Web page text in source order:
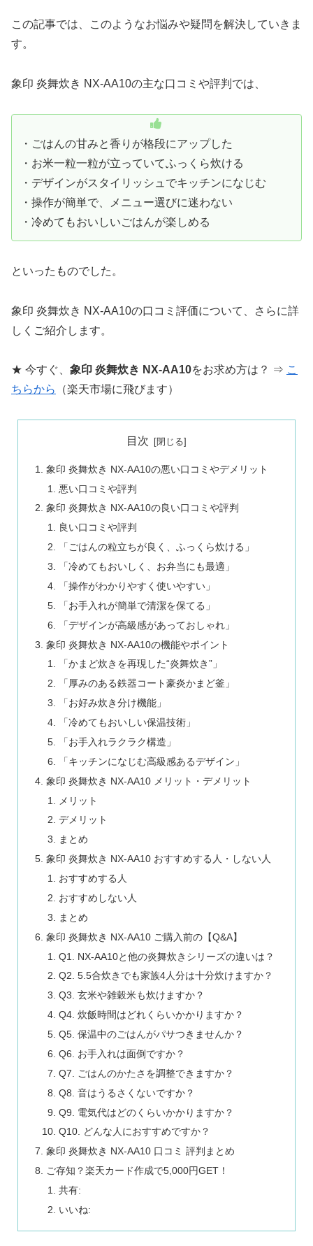
この記事では、このようなお悩みや疑問を解決していきま
す。
象印 炎舞炊き NX-AA10の主な口コミや評判では、
・ごはんの甘みと香りが格段にアップした
・お米一粒一粒が立っていてふっくら炊ける
・デザインがスタイリッシュでキッチンになじむ
・操作が簡単で、メニュー選びに迷わない
・冷めてもおいしいごはんが楽しめる
といったものでした。
象印 炎舞炊き NX-AA10の口コミ評価について、さらに詳
しくご紹介します。
★ 今すぐ、 象印 炎舞炊き NX-AA10をお求め方は？ ⇒ こ
ちらから
（楽天市場に飛びます）
目次
象印 炎舞炊き NX-AA10の悪い口コミやデメリット
悪い口コミや評判
象印 炎舞炊き NX-AA10の良い口コミや評判
良い口コミや評判
「ごはんの粒立ちが良く、ふっくら炊ける」
「冷めてもおいしく、お弁当にも最適」
「操作がわかりやすく使いやすい」
「お手入れが簡単で清潔を保てる」
「デザインが高級感があっておしゃれ」
象印 炎舞炊き NX-AA10の機能やポイント
「かまど炊きを再現した“炎舞炊き”」
「厚みのある鉄器コート豪炎かまど釜」
「お好み炊き分け機能」
「冷めてもおいしい保温技術」
「お手入れラクラク構造」
「キッチンになじむ高級感あるデザイン」
象印 炎舞炊き NX-AA10 メリット・デメリット
メリット
デメリット
まとめ
象印 炎舞炊き NX-AA10 おすすめする人・しない人
おすすめする人
おすすめしない人
まとめ
象印 炎舞炊き NX-AA10 ご購入前の【Q&A】
Q1. NX-AA10と他の炎舞炊きシリーズの違いは？
Q2. 5.5合炊きでも家族4人分は十分炊けますか？
Q3. 玄米や雑穀米も炊けますか？
Q4. 炊飯時間はどれくらいかかりますか？
Q5. 保温中のごはんがパサつきませんか？
Q6. お手入れは面倒ですか？
Q7. ごはんのかたさを調整できますか？
Q8. 音はうるさくないですか？
Q9. 電気代はどのくらいかかりますか？
Q10. どんな人におすすめですか？
象印 炎舞炊き NX-AA10 口コミ 評判まとめ
ご存知？楽天カード作成で5,000円GET！
共有:
いいね: